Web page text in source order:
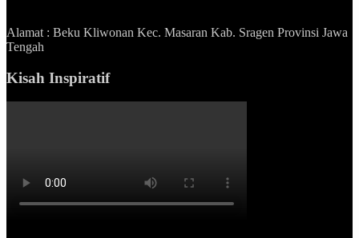
Alamat : Beku Kliwonan Kec. Masaran Kab. Sragen Provinsi Jawa
Tengah
Kisah Inspiratif